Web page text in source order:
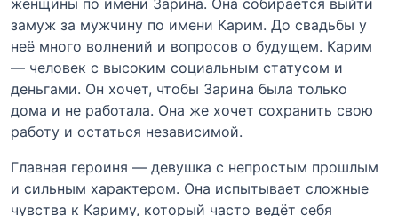
замуж за мужчину по имени Карим. До свадьбы у
неё много волнений и вопросов о будущем. Карим
— человек с высоким социальным статусом и
деньгами. Он хочет, чтобы Зарина была только
дома и не работала. Она же хочет сохранить свою
работу и остаться независимой.
Главная героиня — девушка с непростым прошлым
и сильным характером. Она испытывает сложные
чувства к Кариму, который часто ведёт себя